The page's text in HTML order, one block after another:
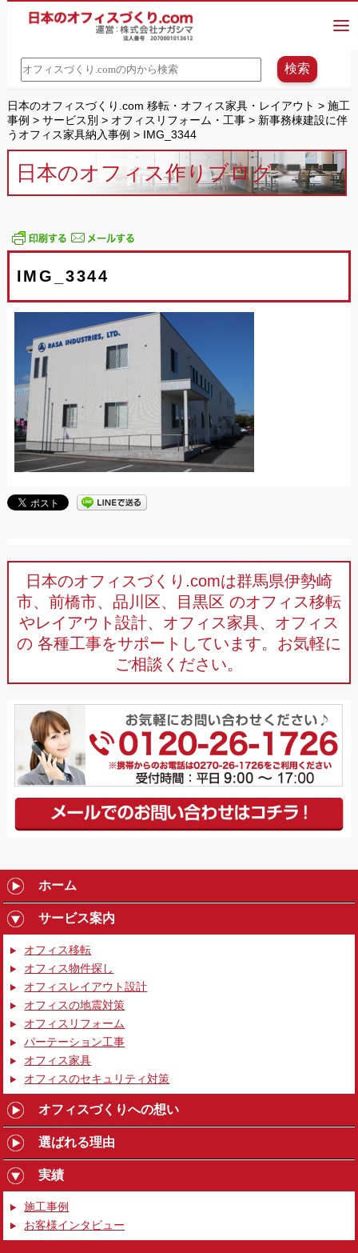
日本のオフィスづくり.com 移転・オフィス家具・レイアウト > 施工
事例 > サービス別 > オフィスリフォーム・工事> 新事務棟建設に伴
うオフィス家具納入事例 > IMG_3344
日本のオフィス作りブログ
IMG_3344
日本のオフィスづくり.comは群馬県伊勢崎
市、前橋市、品川区、目黒区 のオフィス移転
やレイアウト設計、オフィス家具、オフィス
の 各種工事をサポートしています。お気軽に
ご相談ください。
ホーム
サービス案内
オフィス移転
オフィス物件探し
オフィスレイアウト設計
オフィスの地震対策
オフィスリフォーム
パーテーション工事
オフィス家具
オフィスのセキュリティ対策
オフィスづくりへの想い
選ばれる理由
実績
施工事例
お客様インタビュー